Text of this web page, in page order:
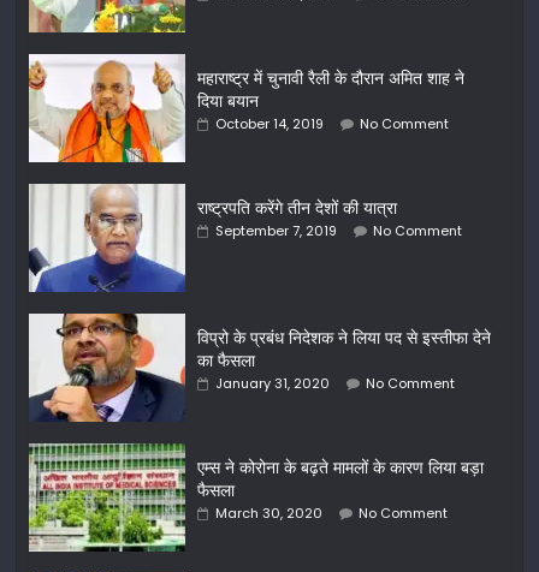
महाराष्ट्र में चुनावी रैली के दौरान अमित शाह ने
दिया बयान
October 14, 2019 No Comment
राष्ट्रपति करेंगे तीन देशों की यात्रा
September 7, 2019 No Comment
विप्रो के प्रबंध निदेशक ने लिया पद से इस्तीफा देने
का फैसला
January 31, 2020 No Comment
एम्स ने कोरोना के बढ़ते मामलों के कारण लिया बड़ा
फैसला
March 30, 2020 No Comment